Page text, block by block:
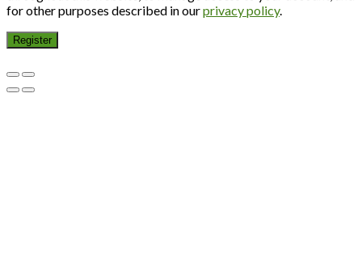
for other purposes described in ourprivacy policy.
Register